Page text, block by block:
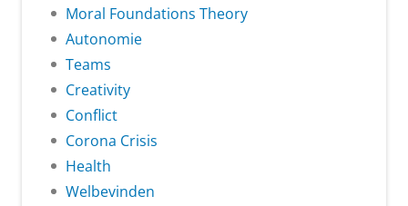
Moral Foundations Theory
Autonomie
Teams
Creativity
Conflict
Corona Crisis
Health
Welbevinden